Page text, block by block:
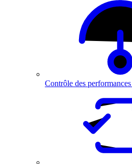
Contrôle des